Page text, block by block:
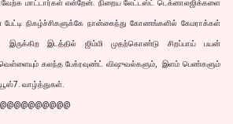
மாட்டார்கள் என்றேன். நிறைய லேட்டஸ்ட் டெக்னாலஜிக்களை
பேட்டி நிகழ்ச்சிகளுக்கே நான்கைந்து கோணங்களில் கேமராக்கள்
இடத்தில் ஜிம்மி முதற்கொண்டு சிறப்பாய் பயன்
வெள்ளையும் கலந்த பேக்ரவுண்ட் விஷுவல்களும், இளம் பெண்களும்
வாழ்த்துகள்.